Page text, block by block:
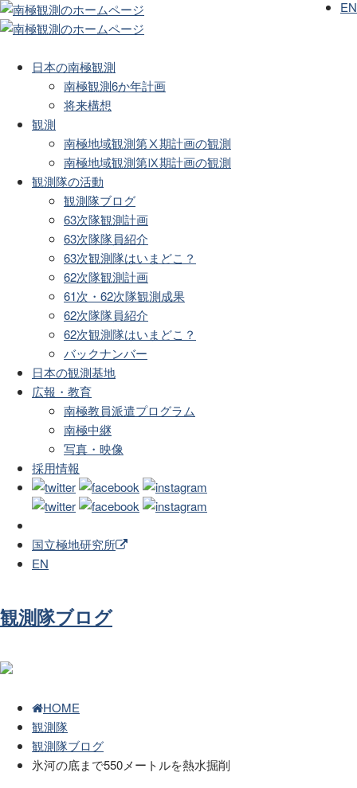
日本の南極観測
南極観測6か年計画
将来構想
観測
南極地域観測第Ⅹ期計画の観測
南極地域観測第Ⅸ期計画の観測
観測隊の活動
観測隊ブログ
63次隊観測計画
63次隊隊員紹介
63次観測隊はいまどこ？
62次隊観測計画
61次・62次隊観測成果
62次隊隊員紹介
62次観測隊はいまどこ？
バックナンバー
日本の観測基地
広報・教育
南極教員派遣プログラム
南極中継
写真・映像
採用情報
国立極地研究所
EN
EN
観測隊ブログ
HOME
観測隊
観測隊ブログ
氷河の底まで550メートルを熱水掘削